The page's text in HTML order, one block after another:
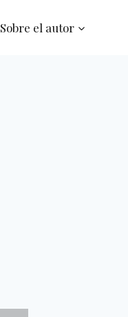
Sobre el autor